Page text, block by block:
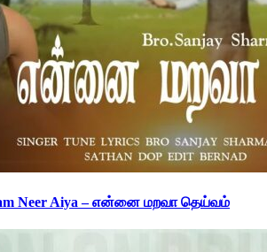
Neer Aiya – என்னை மறவா தெய்வம்